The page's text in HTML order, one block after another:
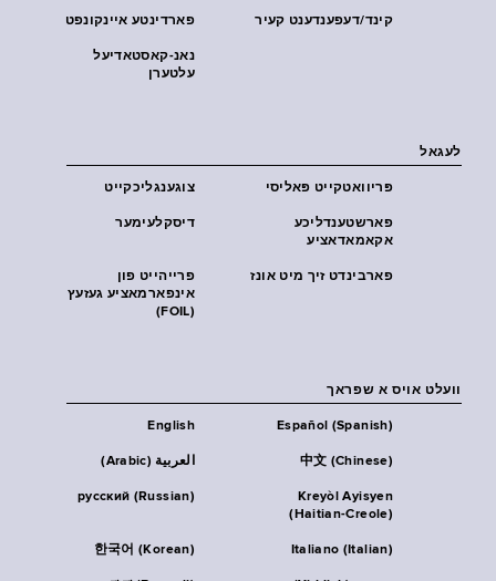
פארדינטע איינקונפט קינד/דעפענדענט קעיר
נאנ-קאסטאדיעל
עלטערן
לעגאל
צוגענגליכקייט פּריוואטקייט פּאליסי
דיסקלעימער
פארשטענדליכע
אקאמאדאציע
פרייהייט פון
אינפארמאציע געזעץ
(FOIL)
פארבינדט זיך מיט אונז
וועלט אויס א שפראך
English Español (Spanish)
العربية (Arabic) 中文 (Chinese)
русский (Russian)
Kreyòl Ayisyen
(Haitian-Creole)
한국어 (Korean) Italiano (Italian)